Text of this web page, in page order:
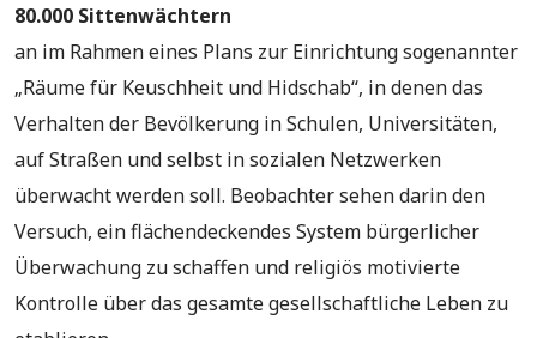
80.000 Sittenwächtern
an im Rahmen eines Plans zur Einrichtung sogenannter
„Räume für Keuschheit und Hidschab“, in denen das
Verhalten der Bevölkerung in Schulen, Universitäten,
auf Straßen und selbst in sozialen Netzwerken
überwacht werden soll. Beobachter sehen darin den
Versuch, ein flächendeckendes System bürgerlicher
Überwachung zu schaffen und religiös motivierte
Kontrolle über das gesamte gesellschaftliche Leben zu